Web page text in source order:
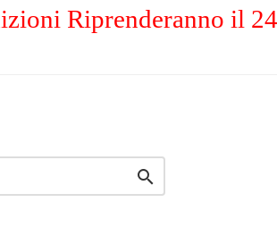
Riprenderanno il
